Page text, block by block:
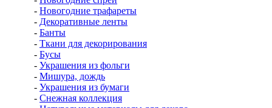
- Новогодние трафареты
- Декоративные ленты
- Банты
- Ткани для декорирования
- Бусы
- Украшения из фольги
- Мишура, дождь
- Украшения из бумаги
- Снежная коллекция